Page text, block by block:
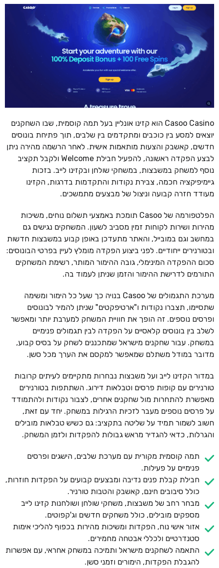
Casoo Casino הוא קזינו אונליין בעל תמה קוסמית, שבו השחקנים
יוצאים למסע בין כוכבים ומתקדמים בין שלבים, תוך פתיחת בונוסים
חדשים, קאשבק והצעות מותאמות אישית. לאחר הרשמה מהירה ניתן
לבצע הפקדה ראשונה, להפעיל חבילת Welcome ולקבל תקציב
נוסף למשחק במשבצות, במשחקי שולחן ובקזינו לייב. בזכות
גיימיפיקציה חכמה, צבירת נקודות והתקדמות בדרגות, הקזינו
מעודד חזרה קבועה וניצול של מבצעים מתמשכים.
הפלטפורמה של Casoo תומכת באמצעי תשלום נוחים, משיכות
מהירות ושירות לקוחות זמין מסביב לשעון. המשחקים נגישים גם
במחשב וגם במובייל, והאתר מתעדכן באופן קבוע במשבצות חדשות
ובטורנירים ייחודיים. לפני ביצוע הפקדה מומלץ לעיין בפרטי הבונוסים:
סכום ההפקדה המינימלי, גובה ההימור המותר, רשימת המשחקים
התורמים לדרישת ההימור והזמן שניתן לעמוד בה.
מערכת התגמולים של Casoo בנויה כך שעל כל הימור ומשימה
שתסיימו, תצברו נקודות ו"ארטיפקטים" שניתן להמיר לבונוסים
ופרסים נוספים. זה הופך את חוויית המשחק למערבת יותר ומאפשר
לשלב בין בונוסים קלאסיים על הפקדה לבין תגמולים פנימיים
במשחק. עבור שחקנים מישראל שמתכננים לשחק על בסיס קבוע,
מדובר במודל משתלם שמאפשר למקסם את הערך מכל סשן.
במדור הקזינו לייב ועל משבצות נבחרות מתקיימים לעיתים קרובות
טורנירים עם קופות פרסים וטבלאות דירוג. השתתפות בטורנירים
מאפשרת להתחרות מול שחקנים אחרים, לצבור נקודות ולהתמודד
על פרסים נוספים מעבר לזכיות הרגילות במשחק. יחד עם זאת,
חשוב לשמור תמיד על שליטה בתקציב: גם כשיש טבלאות מובילים
והגרלות, כדאי להגדיר מראש גבולות להפקדות ולזמן המשחק.
תמה קוסמית מקורית עם מערכת שלבים, הישגים ופרסים
פנימיים על פעילות.
חבילת קבלת פנים נדיבה ומבצעים קבועים על הפקדות חוזרות,
כולל סיבובים חינם, קאשבק והטבות טורניר.
מבחר רחב של משבצות, משחקי שולחן ושולחנות קזינו לייב
מספקים מובילים, כולל משחקים חדשים וג'קפוטים.
אזור אישי נוח, הפקדות ומשיכות מהירות בכפוף להליכי אימות
סטנדרטיים ולכללי אבטחה מחמירים.
התאמה לשחקנים מישראל ותמיכה במשחק אחראי, עם אפשרות
להגבלת הפקדות, הימורים וזמני סשן.